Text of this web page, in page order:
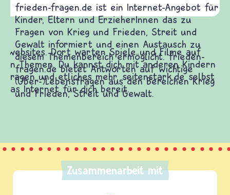
frieden-fragen.de ist ein Internet-Angebot für
Kinder, Eltern und ErzieherInnen das zu
Fragen von Krieg und Frieden, Streit und
Gewalt informiert und einen Austausch zu
diesem Themenbereich ermöglicht. frieden-
fragen.de bietet Antworten auf wichtige
(Über-)Lebensfragen aus den Bereichen Krieg
und Frieden, Streit und Gewalt.
Zusammenarbeit mit